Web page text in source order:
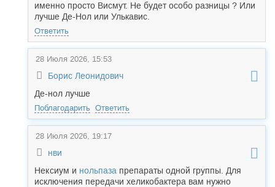
именно просто Висмут. Не будет особо разницы ? Или
лучше Де-Нол или Улькавис.
Ответить
28 Июля 2026, 15:53
Борис Леонидович
Де-нол лучше
Поблагодарить Ответить
28 Июля 2026, 19:17
нви
Нексиум и нольпаза препараты одной группы. Для
исключения передачи хеликобактера вам нужно